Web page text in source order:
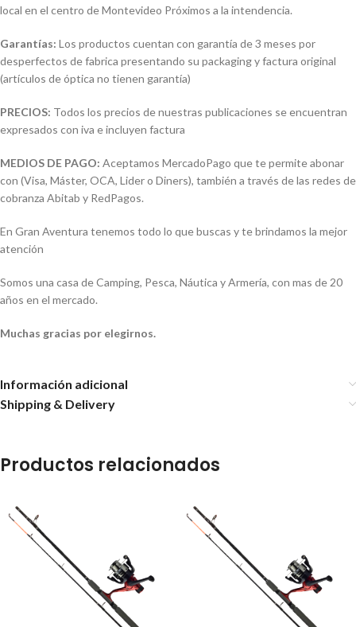
local en el centro de Montevideo Próximos a la intendencia.
Garantías: Los productos cuentan con garantía de 3 meses por
desperfectos de fabrica presentando su packaging y factura original
(artículos de óptica no tienen garantía)
PRECIOS: Todos los precios de nuestras publicaciones se encuentran
expresados con iva e incluyen factura
MEDIOS DE PAGO: Aceptamos MercadoPago que te permite abonar
con (Visa, Máster, OCA, Lider o Diners), también a través de las redes de
cobranza Abitab y RedPagos.
En Gran Aventura tenemos todo lo que buscas y te brindamos la mejor
atención
Somos una casa de Camping, Pesca, Náutica y Armería, con mas de 20
años en el mercado.
Muchas gracias por elegirnos.
Información adicional
Shipping & Delivery
Productos relacionados